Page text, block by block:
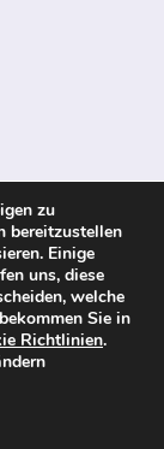
– Alle
zu
bereitzustellen
Einige
uns, diese
welche
Sie in
Richtlinien.